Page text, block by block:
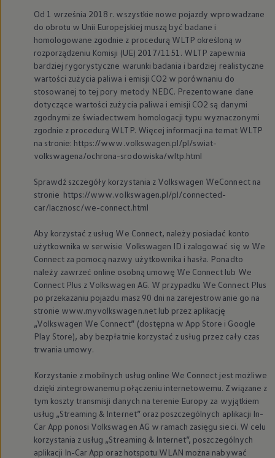
Od 1 września 2018 r. wszystkie nowe pojazdy wprowadzane
do obrotu w Unii Europejskiej muszą być badane i
homologowane zgodnie z procedurą WLTP określoną w
rozporządzeniu Komisji (UE) 2017/1151. WLTP zapewnia
bardziej rygorystyczne warunki badania i bardziej realistyczne
wartości zużycia paliwa i emisji CO2 w porównaniu do
stosowanej to tej pory metody NEDC. Prezentowane dane
dotyczące wartości zużycia paliwa i emisji CO2 są danymi
zgodnymi ze świadectwem homologacji typu wyznaczonymi
zgodnie z procedurą WLTP. Więcej informacji na temat WLTP
na stronie: https://www.volkswagen.pl/pl/swiat-
volkswagena/ochrona-srodowiska/wltp.html
Sprawdź szczegóły korzystania z Volkswagen WeConnect na
stronie https://www.volkswagen.pl/pl/connected-
car/lacznosc/we-connect.html
Aby korzystać z usług We Connect, należy posiadać konto
użytkownika w serwisie Volkswagen ID i zalogować się w We
Connect za pomocą nazwy użytkownika i hasła. Ponadto
należy zawrzeć online osobną umowę We Connect lub We
Connect Plus z Volkswagen AG. W przypadku We Connect Plus
po przekazaniu pojazdu masz 90 dni na zarejestrowanie go na
stronie www.myvolkswagen.net lub przez aplikację
„Volkswagen We Connect” (dostępna w App Store i Google
Play Store), aby bezpłatnie korzystać z usług przez cały czas
trwania umowy.
Korzystanie z mobilnych usług online We Connect jest możliwe
dzięki zintegrowanemu połączeniu internetowemu. Związane z
tym koszty transmisji danych na terenie Europy za wyjątkiem
usług „Streaming & Internet” oraz poszczególnych aplikacji In-
Car App ponosi Volkswagen AG w ramach zasięgu sieci. W celu
korzystania z usług „Streaming & Internet”, poszczególnych
aplikacji In-Car App oraz hotspotu WLAN można nabywać